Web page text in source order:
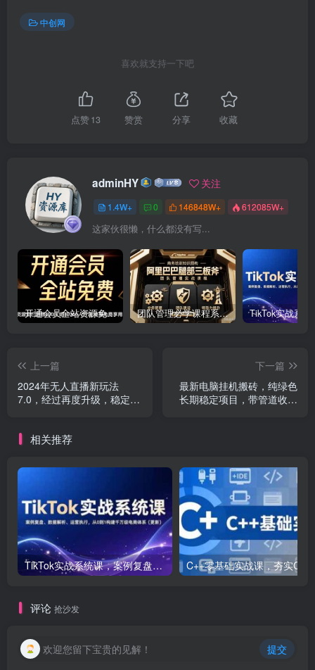
中创网
喜欢就支持一下吧
点赞13 赞赏 分享 收藏
adminHY 关注
1.4W+ 0 146848W+ 612085W+
这家伙很懒，什么都没有写...
开通会员全站资源免费下载 开通VIP会员 HY资源库 团队管理必学课程系列，阿里巴巴“腿部三板斧”
上一篇
2024年无人直播新玩法
7.0，经过再度升级，稳定开
下一篇
最新电脑挂机搬砖，纯绿色
长期稳定项目，带管道收益
相关推荐
TikTok实战系统课，案例复盘、数据解析、运营执行，从0到1构建千万级电商体系（更新）
评论 抢沙发
欢迎您留下宝贵的见解！ 提交